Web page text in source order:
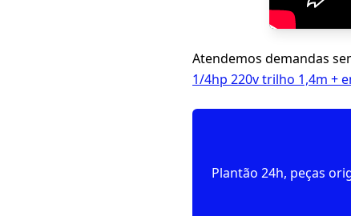
Atendemos demandas
1/4hp 220v trilho 1,4m +
Plantão 24h, peças